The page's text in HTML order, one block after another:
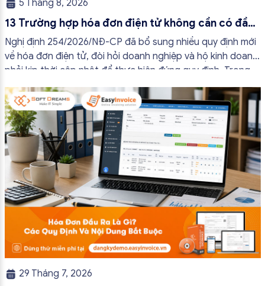
5 Tháng 8, 2026
13 Trường hợp hóa đơn điện tử không cần có đầy
đủ nội dung từ 01/7/2026
Nghị định 254/2026/NĐ-CP đã bổ sung nhiều quy định mới
về hóa đơn điện tử, đòi hỏi doanh nghiệp và hộ kinh doanh
phải kịp thời cập nhật để thực hiện đúng quy định. Trong
bài viết này, hóa đơn điện tử EasyInvoice sẽ chia sẻ 13
trường hợp hóa đơn điện tử không cần […]
29 Tháng 7, 2026